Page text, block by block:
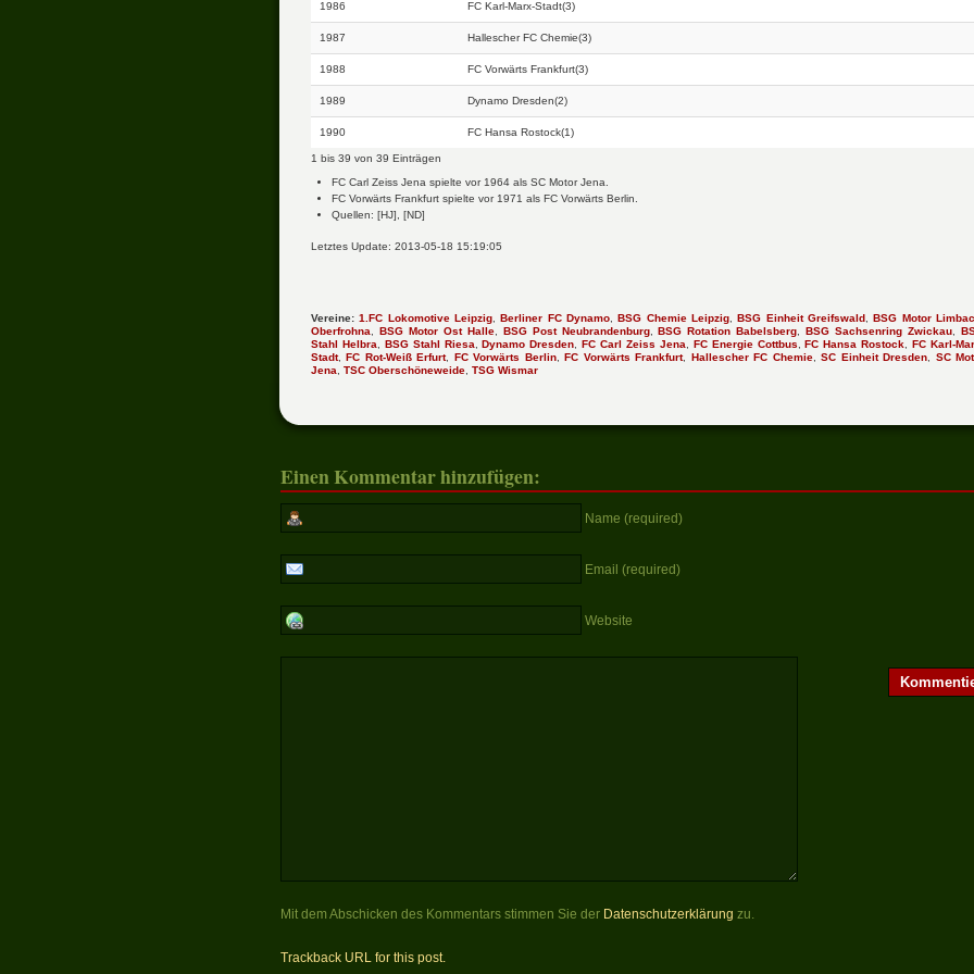
1986 FC Karl-Marx-Stadt(3)
1987 Hallescher FC Chemie(3)
1988 FC Vorwärts Frankfurt(3)
1989 Dynamo Dresden(2)
1990 FC Hansa Rostock(1)
1 bis 39 von 39 Einträgen
FC Carl Zeiss Jena spielte vor 1964 als SC Motor Jena.
FC Vorwärts Frankfurt spielte vor 1971 als FC Vorwärts Berlin.
Quellen: [HJ], [ND]
Letztes Update: 2013-05-18 15:19:05
Vereine: 1.FC Lokomotive Leipzig,Berliner FC Dynamo,BSG Chemie Leipzig,BSG Einheit Greifswald,BSG Motor
Oberfrohna, BSG Motor Ost Halle, BSG Post Neubrandenburg,BSG Rotation Babelsberg,BSG Sachsenring Zwickau,
Stahl Helbra, BSG Stahl Riesa,Dynamo Dresden,FC Carl Zeiss Jena, FC Energie Cottbus,FC Hansa Rostock,FC Karl-
Stadt,FC Rot-Weiß Erfurt, FC Vorwärts Berlin,FC Vorwärts Frankfurt, Hallescher FC Chemie,SC Einheit Dresden, SC
Jena, TSC Oberschöneweide, TSG Wismar
Einen Kommentar hinzufügen:
Name (required)
Email (required)
Website
Mit dem Abschicken des Kommentars stimmen Sie der Datenschutzerklärung zu.
Trackback URL for this post.